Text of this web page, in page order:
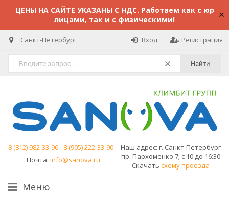
ЦЕНЫ НА САЙТЕ УКАЗАНЫ С НДС. Работаем как с юр
лицами, так и с физическими!
Санкт-Петербург Вход Регистрация
Найти
8 (812) 982-33-90
8 (905) 222-33-90
Почта: info@sanova.ru
Наш адрес: г. Санкт-Петербург
пр. Пархоменко 7; с 10 до 16:30
Скачать схему проезда
Меню